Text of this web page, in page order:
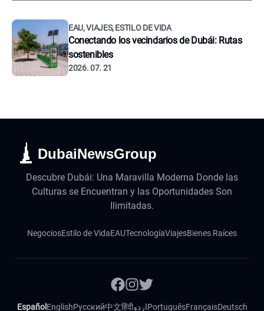
EAU, VIAJES, ESTILO DE VIDA
Conectando los vecindarios de Dubái: Rutas
sostenibles
2026. 07. 21
DubaiNewsGroup
Descubre Dubái: Una Maravilla Moderna Donde las
Culturas se Encuentran y las Oportunidades Son
Ilimitadas.
NegociosEstilo de VidaEAUTecnologíaViajesBienes Raíces
Español EnglishРусский中文हिंदीاردوPortuguêsFrançaisDeutsch